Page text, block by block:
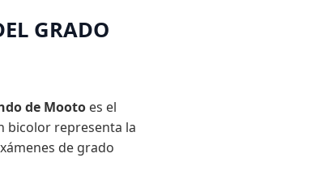
GRADO
de Mooto es el
bicolor representa la
de grado